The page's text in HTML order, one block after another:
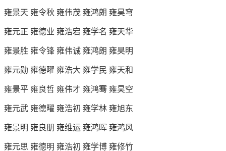
雍景天 雍令秋 雍伟茂 雍鸿朗 雍昊穹
雍元正 雍德业 雍浩宕 雍学名 雍天华
雍景胜 雍令锋 雍伟诚 雍鸿朗 雍昊明
雍元勋 雍德曜 雍浩大 雍学民 雍天和
雍景平 雍良哲 雍伟才 雍鸿骞 雍昊空
雍元武 雍德曜 雍浩初 雍学林 雍旭东
雍景明 雍良朋 雍维运 雍鸿晖 雍鸿风
雍元思 雍德明 雍浩初 雍学博 雍修竹